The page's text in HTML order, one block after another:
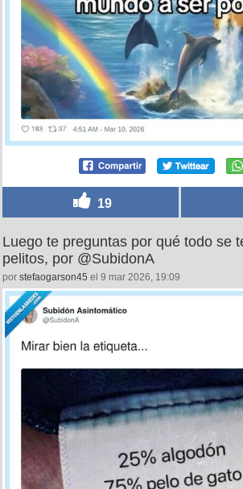
19
Luego te preguntas por qué todo se
pelitos, por @SubidonA
por stefaogarson45 el 9 mar 2026, 19:09